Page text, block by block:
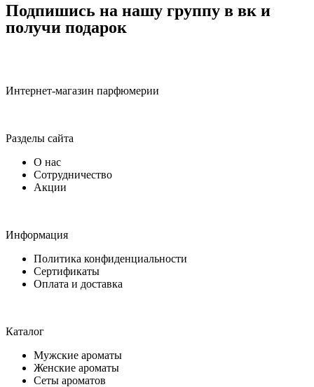
Подпишись на нашу группу в вк и
получи подарок
Интернет-магазин парфюмерии
Разделы сайта
О нас
Сотрудничество
Акции
Информация
Политика конфиденциальности
Сертификаты
Оплата и доставка
Каталог
Мужские ароматы
Женские ароматы
Сеты ароматов